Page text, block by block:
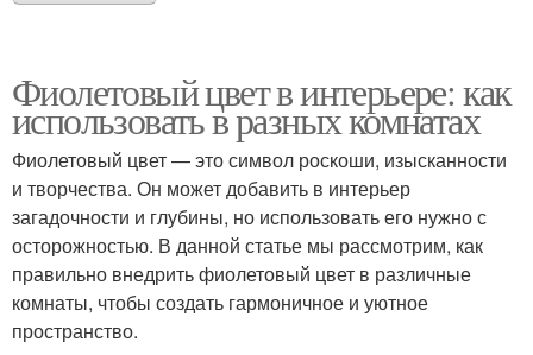
Фиолетовый цвет в интерьере: как
использовать в разных комнатах
Фиолетовый цвет — это символ роскоши, изысканности
и творчества. Он может добавить в интерьер
загадочности и глубины, но использовать его нужно с
осторожностью. В данной статье мы рассмотрим, как
правильно внедрить фиолетовый цвет в различные
комнаты, чтобы создать гармоничное и уютное
пространство.